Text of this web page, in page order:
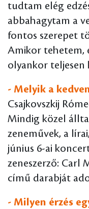
tudtam elég
abbahagytam a
fontos szerepet
Amikor tehetem,
olyankor teljesen
- Melyik a
Csajkovszkij
Mindig közel
zeneművek, a
június 6-ai
zeneszerző: Carl
című darabját
- Milyen érzés